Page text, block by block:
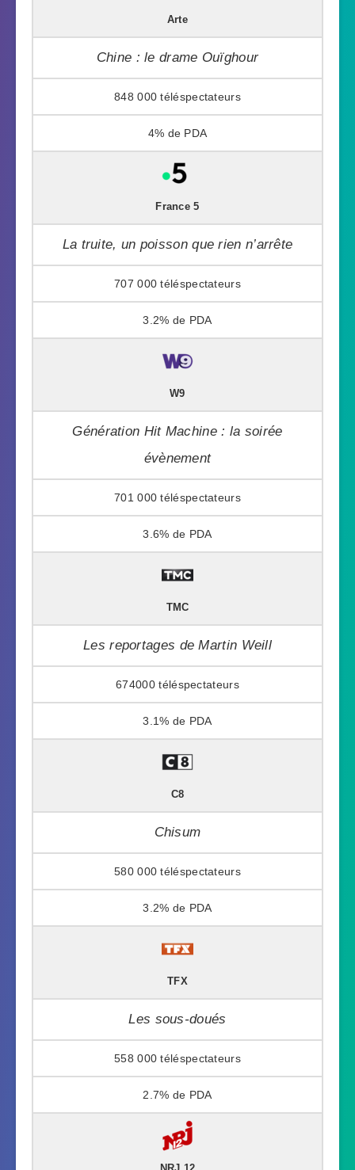
Arte
Chine : le drame Ouïghour
848 000
4%
France 5
La truite, un poisson que rien n’arrête
707 000
3.2%
W9
Génération Hit Machine : la soirée
évènement
701 000
3.6%
TMC
Les reportages de Martin Weill
674000
3.1%
C8
Chisum
580 000
3.2%
TFX
Les sous-doués
558 000
2.7%